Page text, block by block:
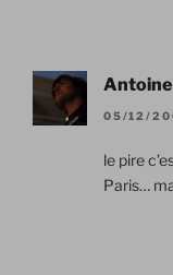
Antoine
05/12/
le pire
Paris…